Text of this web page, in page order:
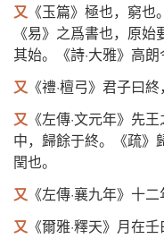
又 《玉篇》極也，窮也
《易》之爲書也，原
其始。《詩·大雅》高朗
又 《禮·檀弓》君子曰終
又 《左傳·文元年》先
中，歸餘于終。《疏》
閏也。
又 《左傳·襄九年》十
又 《爾雅·釋天》月在壬